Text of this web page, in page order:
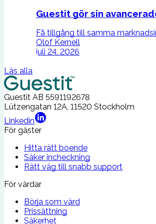
Guestit gör sin
Få tillgång till samma
Olof Kernell
juli 24, 2026
Läs alla
Guestit AB 5591192678
Lützengatan 12A, 11520 Stockholm
Linkedin
För gäster
Hitta rätt boende
Säker incheckning
Rätt väg till snabb support
För värdar
Börja som värd
Prissättning
Säkerhet